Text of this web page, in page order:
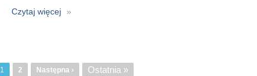
Czytaj więcej
o
1 Strona
2
Następna
Następna ›
Ostatnia
Ostatnia »